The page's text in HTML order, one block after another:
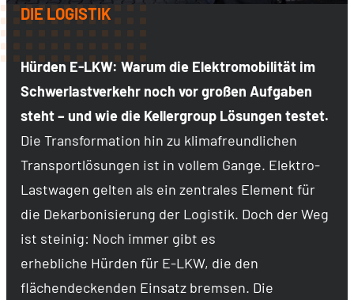
DIE LOGISTIK
Hürden E-LKW: Warum die Elektromobilität im
Schwerlastverkehr noch vor großen Aufgaben
steht – und wie die Kellergroup Lösungen testet.
Die Transformation hin zu klimafreundlichen
Transportlösungen ist in vollem Gange. Elektro-
Lastwagen gelten als ein zentrales Element für
die Dekarbonisierung der Logistik. Doch der Weg
ist steinig: Noch immer gibt es
erhebliche Hürden für E-LKW, die den
flächendeckenden Einsatz bremsen. Die